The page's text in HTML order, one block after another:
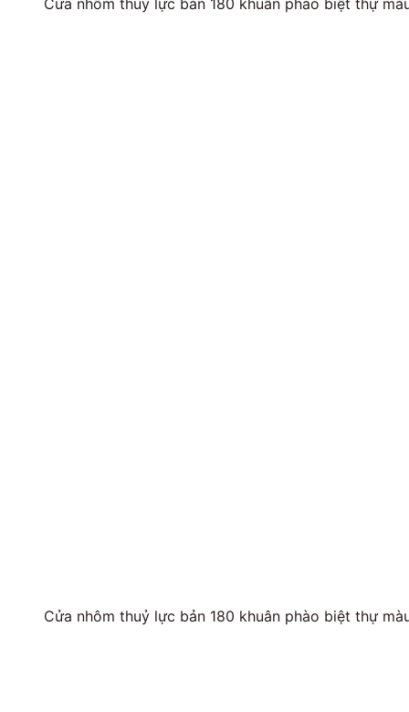
Cửa nhôm thuỷ lực bản 180 khuân phào biệt thự
Cửa nhôm thuỷ lực bản 180 khuân phào biệt thự